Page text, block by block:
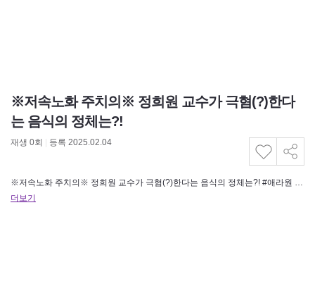
※저속노화 주치의※ 정희원 교수가 극혐(?)한다
는 음식의 정체는?!
재생 0회 등록 2025.02.04
※저속노화 주치의※ 정희원 교수가 극혐(?)한다는 음식의 정체는?! #애라원 #신애라 #홍현희 #신기루 #이현희 애라와 함께…
더보기